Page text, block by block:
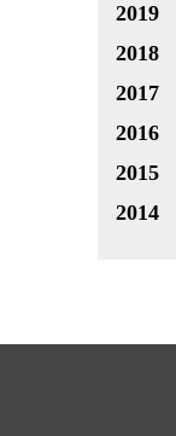
2019
2018
2017
2016
2015
2014